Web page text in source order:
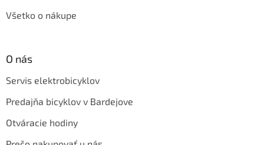
Všetko o nákupe
O nás
Servis elektrobicyklov
Predajňa bicyklov v Bardejove
Otváracie hodiny